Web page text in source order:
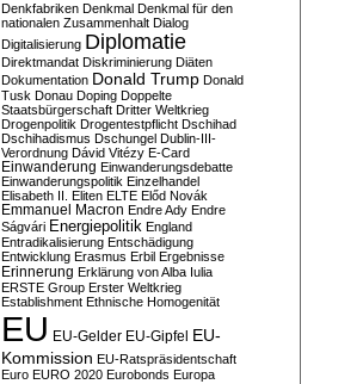
Denkfabriken Denkmal Denkmal für den
nationalen Zusammenhalt Dialog
Digitalisierung Diplomatie
Direktmandat Diskriminierung Diäten
Dokumentation Donald Trump Donald
Tusk Donau Doping Doppelte
Staatsbürgerschaft Dritter Weltkrieg
Drogenpolitik Drogentestpflicht Dschihad
Dschihadismus Dschungel Dublin-III-
Verordnung Dávid Vitézy E-Card
Einwanderung Einwanderungsdebatte
Einwanderungspolitik Einzelhandel
Elisabeth II. Eliten ELTE Előd Novák
Emmanuel Macron Endre Ady Endre
Ságvári Energiepolitik England
Entradikalisierung Entschädigung
Entwicklung Erasmus Erbil Ergebnisse
Erinnerung Erklärung von Alba Iulia
ERSTE Group Erster Weltkrieg
Establishment Ethnische Homogenität
EU EU-Gelder EU-Gipfel EU-
Kommission EU-Ratspräsidentschaft
Euro EURO 2020 Eurobonds Europa